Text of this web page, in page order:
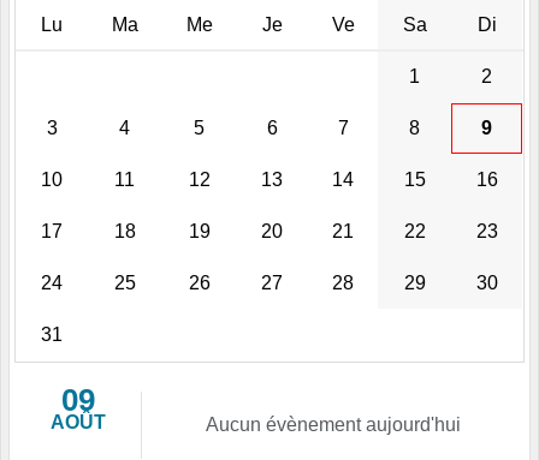
Lu Ma Me Je Ve Sa Di
1 2
3 4 5 6 7 8 9
10 11 12 13 14 15 16
17 18 19 20 21 22 23
24 25 26 27 28 29 30
31
09
AOÛT Aucun évènement aujourd'hui